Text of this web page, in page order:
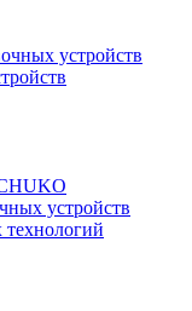
устройств
устройств